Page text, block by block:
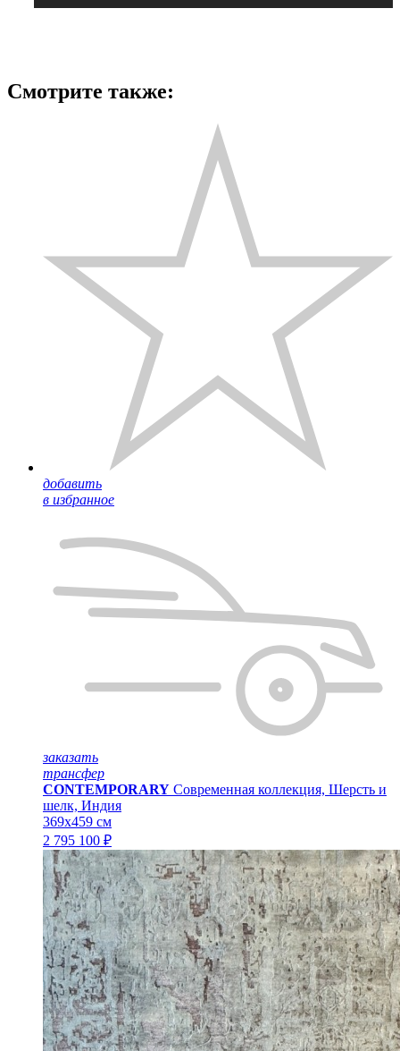
Смотрите также:
добавить
в избранное
заказать
трансфер
CONTEMPORARY Современная коллекция, Шерсть и
шелк, Индия
369x459 см
2 795 100 ₽